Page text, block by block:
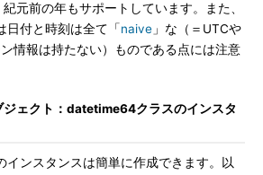
元前の年もサポートしています。また、
付と時刻は全て「naive 」な（＝UTCや
情報は持たない）ものである点には注意
ジェクト：datetime64クラスのインスタ
ンスタンスは簡単に作成できます。以